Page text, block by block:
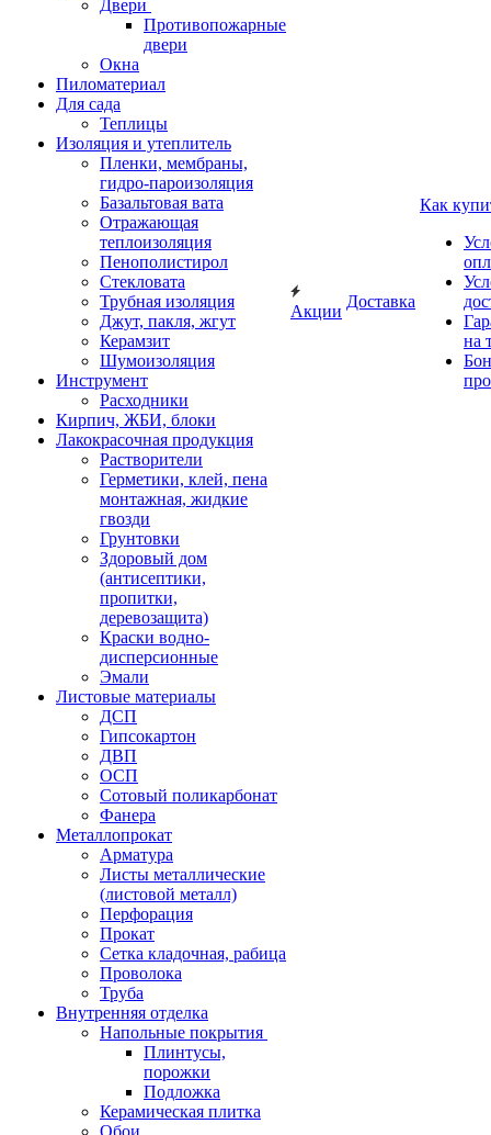
Двери
Противопожарные
двери
Окна
Пиломатериал
Для сада
Теплицы
Изоляция и утеплитель
Пленки, мембраны,
гидро-пароизоляция
Базальтовая вата
Отражающая
теплоизоляция
Пенополистирол
Стекловата
Трубная изоляция
Джут, пакля, жгут
Керамзит
Шумоизоляция
Инструмент
Расходники
Кирпич, ЖБИ, блоки
Лакокрасочная продукция
Растворители
Герметики, клей, пена
монтажная, жидкие
гвозди
Грунтовки
Здоровый дом
(антисептики,
пропитки,
деревозащита)
Краски водно-
дисперсионные
Эмали
Листовые материалы
ДСП
Гипсокартон
ДВП
ОСП
Сотовый поликарбонат
Фанера
Металлопрокат
Арматура
Листы металлические
(листовой металл)
Перфорация
Прокат
Сетка кладочная, рабица
Проволока
Труба
Внутренняя отделка
Напольные покрытия
Плинтусы,
порожки
Подложка
Керамическая плитка
Обои
Акции
Доставка
Как
на